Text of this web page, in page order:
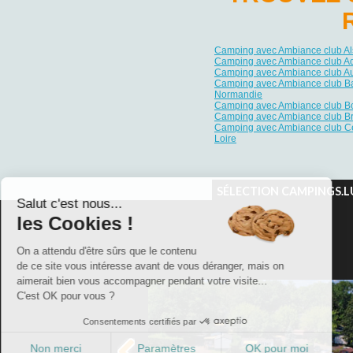
Camping avec Ambiance club
Camping avec Ambiance club
Camping avec Ambiance club
Camping avec Ambiance club
Normandie
Camping avec Ambiance club
Camping avec Ambiance club
Camping avec Ambiance club
Loire
Camping Piscine
Camping Bons VACAF
Camping Acceptant les animaux
Camping Chèques vacances
SÉLECTION
Salut c'est nous...
les Cookies !
On a attendu d'être sûrs que le contenu
de ce site vous intéresse avant de vous déranger, mais on
aimerait bien vous accompagner pendant votre visite...
C'est OK pour vous ?
Consentements certifiés par
Non merci Paramètres OK pour moi